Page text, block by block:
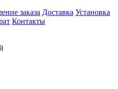
заказа Доставка Установка
Контакты